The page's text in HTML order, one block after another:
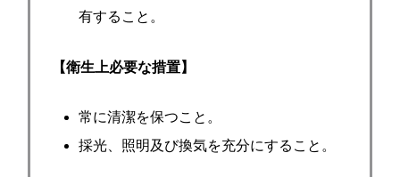
有すること。
【衛生上必要な措置】
常に清潔を保つこと。
採光、照明及び換気を充分にすること。